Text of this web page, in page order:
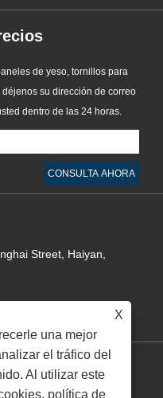
X
una mejor
el tráfico del
Al utilizar este
política de
de yeso, tornillos para
su dirección de correo
dentro de las 24 horas.
Street, Haiyan,
XML política de privacidad